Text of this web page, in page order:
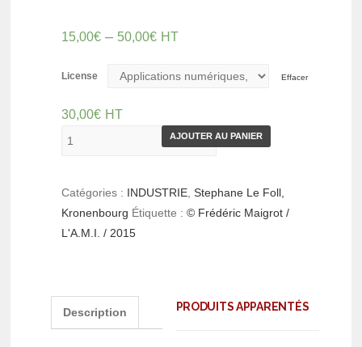
15,00€ – 50,00€ HT
License Effacer
30,00€ HT
AJOUTER AU PANIER
Catégories : INDUSTRIE,Stephane Le Foll,
Kronenbourg Étiquette :© Frédéric Maigrot /
L'A.M.I. / 2015
Description PRODUITS APPARENTÉS